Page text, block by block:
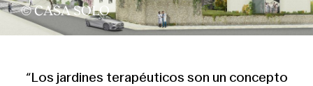
© CASA SOLO
“Los jardines terapéuticos son un concepto